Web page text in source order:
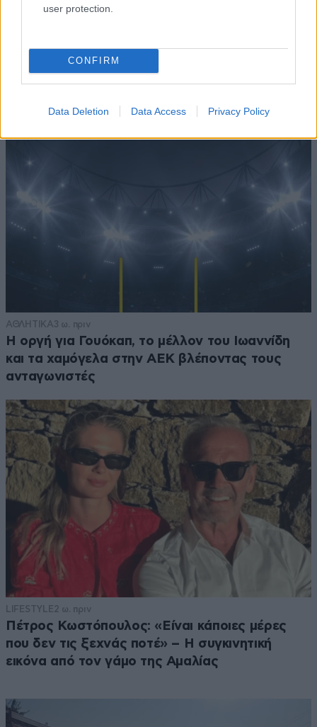
user protection.
CONFIRM
Data Deletion Data Access Privacy Policy
μεθυσμένης οδηγού που σκότωσε νύφη λίγες
ώρες μετά τον γάμο της προκαλεί οργή
ΑΘΛΗΤΙΚΑ3 ω. πριν
Η οργή για Γουόκαπ, το μέλλον του Ιωαννίδη
και τα χαμόγελα στην ΑΕΚ βλέποντας τους
ανταγωνιστές
LIFESTYLE 2 ω. πριν
Πέτρος Κωστόπουλος: «Είναι κάποιες μέρες
που δεν τις ξεχνάς ποτέ» – Η συγκινητική
εικόνα από τον γάμο της Αμαλίας